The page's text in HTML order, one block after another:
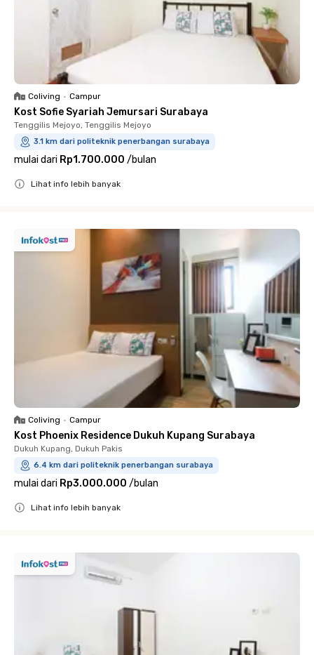
Coliving • Campur
Kost Sofie Syariah Jemursari Surabaya
Tenggilis Mejoyo, Tenggilis Mejoyo
3.1 km dari politeknik penerbangan surabaya
mulai dari Rp1.700.000 /bulan
Lihat info lebih banyak
Coliving • Campur
Kost Phoenix Residence Dukuh Kupang Surabaya
Dukuh Kupang, Dukuh Pakis
6.4 km dari politeknik penerbangan surabaya
mulai dari Rp3.000.000 /bulan
Lihat info lebih banyak